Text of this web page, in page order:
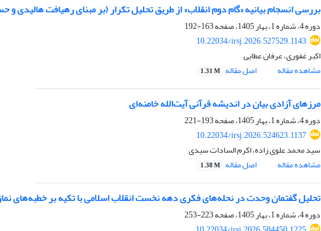
بررسی انسجام بیانیه «گام دوم انقلاب» از طریق تحلیل تکرار(بر مبنای رهیافت هالیدی و
دوره 4، شماره 1، بهار 1405، صفحه
163-192
10.22034/irsj.2026.527529.1143
اکبر غفوری، عرفان عطایی
مشاهده مقاله
اصل مقاله 1.31 M
مرزهای آزادی بیان در اندیشه قرآنی آیت‌الله خامنه‌ای
دوره 4، شماره 1، بهار 1405، صفحه
193-221
10.22034/irsj.2026.524623.1137
سید محمد علوی زاده، اکرم السادات سیدی
مشاهده مقاله
اصل مقاله 1.38 M
تحلیل گفتمان وحدت در نحله‌های فکری دهه نخست انقلاب اسلامی با تکیه بر خطبه‌های
دوره 4، شماره 1، بهار 1405، صفحه
223-253